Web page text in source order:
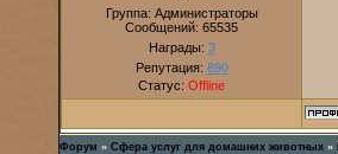
Группа: Администраторы
Сообщений: 65535
Награды: 3
Репутация: 890
Статус: Offline
Форум » Сфера услуг для домашних животных »